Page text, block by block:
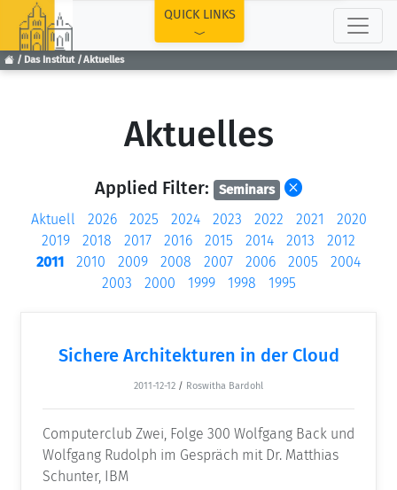
Das Institut Aktuelles
QUICK LINKS
Aktuelles
Applied Filter: Seminars
Aktuell 2026 2025 2024 2023 2022 2021
2020
2019
2018 2017 2016 2015 2014 2013
2012
2011
2010 2009 2008 2007 2006 2005
2004
2003
2000 1999 1998 1995
Sichere Architekturen in der Cloud
2011-12-12 / Roswitha Bardohl
Computerclub Zwei, Folge 300 Wolfgang Back und
Wolfgang Rudolph im Gespräch mit Dr. Matthias
Schunter, IBM